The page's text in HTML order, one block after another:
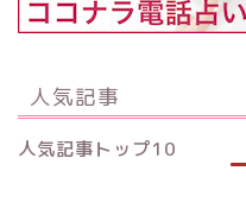
人気記事
人気記事トップ10